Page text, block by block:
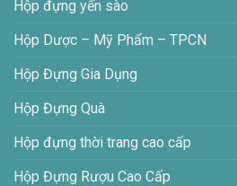
Hộp đựng yến sào
Hộp Dược – Mỹ Phẩm – TPCN
Hộp Đựng Gia Dụng
Hộp Đựng Quà
Hộp đựng thời trang cao cấp
Hộp Đựng Rượu Cao Cấp